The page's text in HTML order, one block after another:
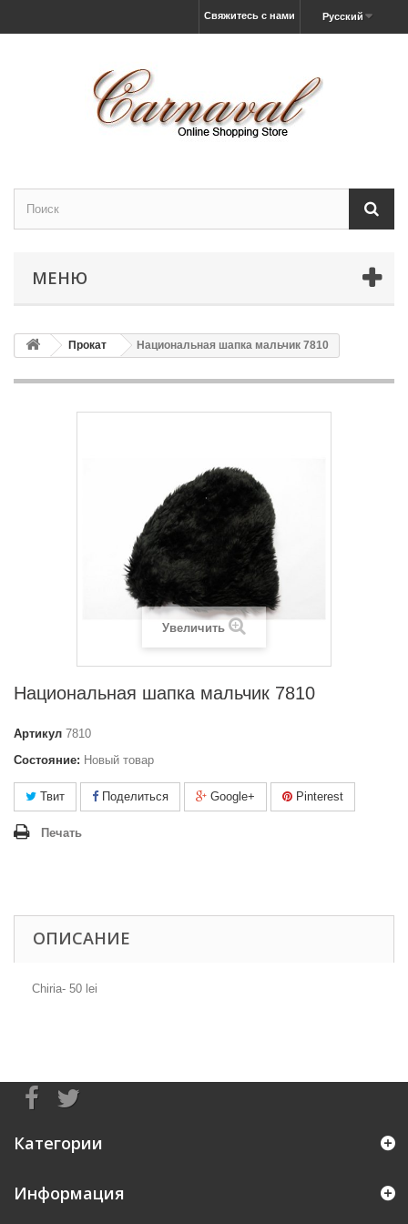
Русский
Свяжитесь с нами
МЕНЮ
Прокат Национальная шапка мальчик 7810
Увеличить
Национальная шапка мальчик 7810
Артикул 7810
Состояние: Новый товар
Твит Поделиться Google+ Pinterest
Печать
ОПИСАНИЕ
Chiria- 50 lei
Категории
Информация